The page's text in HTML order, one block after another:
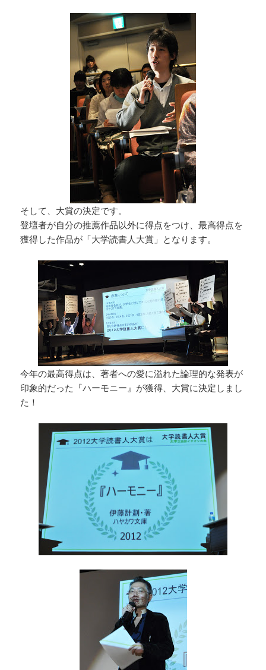
そして、大賞の決定です。
登壇者が自分の推薦作品以外に得点をつけ、最高得点を
獲得した作品が「大学読書人大賞」となります。
今年の最高得点は、著者への愛に溢れた論理的な発表が
印象的だった『ハーモニー』が獲得、大賞に決定しまし
た！